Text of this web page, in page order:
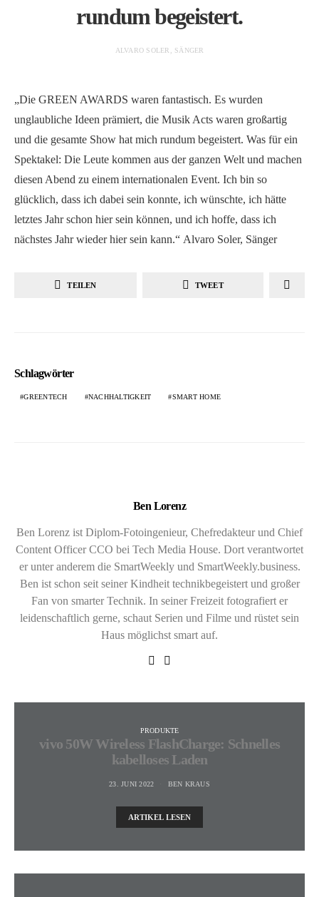
rundum begeistert.
ALVARO SOLER, SÄNGER
„Die GREEN AWARDS waren fantastisch. Es wurden
unglaubliche Ideen prämiert, die Musik Acts waren großartig
und die gesamte Show hat mich rundum begeistert. Was für ein
Spektakel: Die Leute kommen aus der ganzen Welt und machen
diesen Abend zu einem internationalen Event. Ich bin so
glücklich, dass ich dabei sein konnte, ich wünschte, ich hätte
letztes Jahr schon hier sein können, und ich hoffe, dass ich
nächstes Jahr wieder hier sein kann.“ Alvaro Soler, Sänger
TEILEN TWEET
Schlagwörter
GREENTECH NACHHALTIGKEIT SMART HOME
Ben Lorenz
Ben Lorenz ist Diplom-Fotoingenieur, Chefredakteur und Chief
Content Officer CCO bei Tech Media House. Dort verantwortet
er unter anderem die SmartWeekly und SmartWeekly.business.
Ben ist schon seit seiner Kindheit technikbegeistert und großer
Fan von smarter Technik. In seiner Freizeit fotografiert er
leidenschaftlich gerne, schaut Serien und Filme und rüstet sein
Haus möglichst smart auf.
PRODUKTE
vivo 50W Wireless FlashCharge: Schnelles
kabelloses Laden
23. JUNI 2022 BEN KRAUS
ARTIKEL LESEN